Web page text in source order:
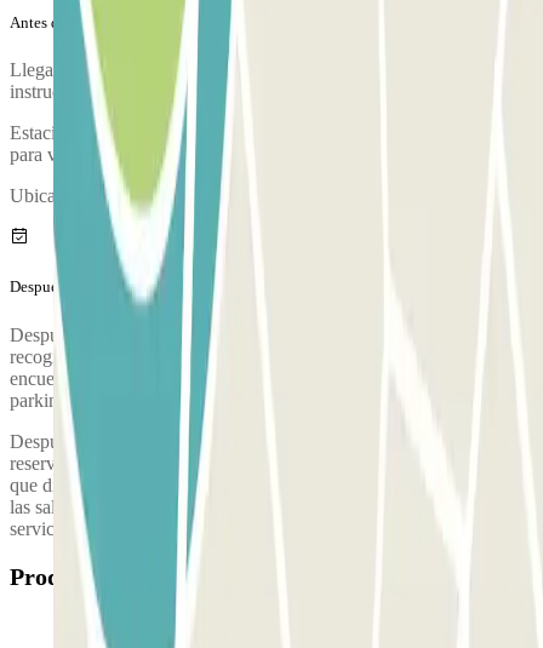
Antes de tu viaje
Llega al parking, muestra tu reserva de Parclick y sigue las
instrucciones del operador.
Estaciona tu vehículo y acércate a la oficina de atención al cliente
para validar tu reserva.
Ubicación de la cabina de atención al cliente:
Después de tu viaje
Después de recoger tus maletas, llama al parking para solicitar la
recogida. Durante la llamada, una persona te confirmará el punto de
encuentro en la terminal del aeropuerto. El número de teléfono del
parking se proporcionará una vez hecha la reserva.
Después de recoger tu equipaje, llama al número indicado en la
reserva y sigue las instrucciones del operador. Normalmente tendrás
que dirigirte a la puerta 18 de las salidas de la Terminal 1 o frente a
las salidas de EasyJet en la Terminal 2 y esperar a que llegue el
servicio de traslado.
Productos disponibles